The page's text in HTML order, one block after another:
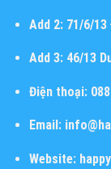
Add 2:71/6/13
Add 3:46/13
Điện thoại:
Email:
Website: